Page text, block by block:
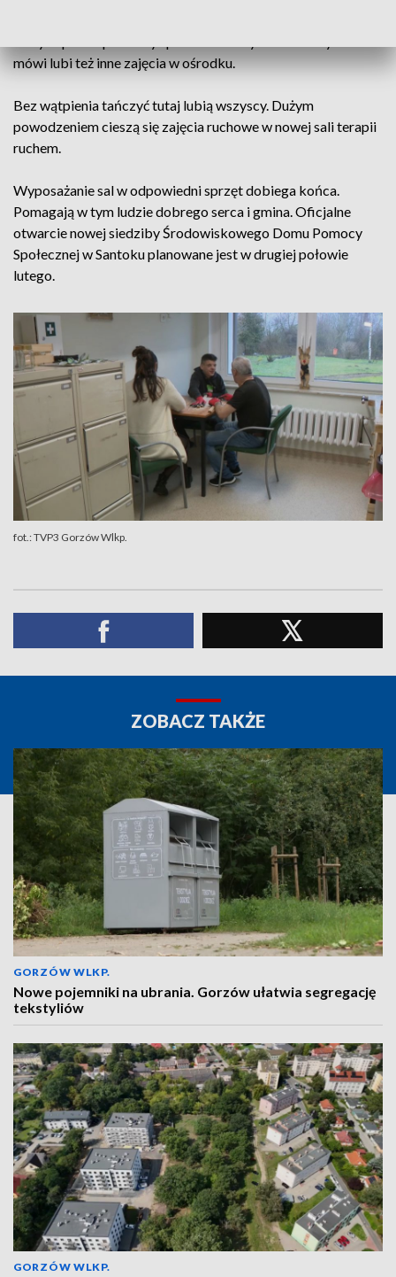
mówi lubi też inne zajęcia w ośrodku.
Bez wątpienia tańczyć tutaj lubią wszyscy. Dużym
powodzeniem cieszą się zajęcia ruchowe w nowej sali terapii
ruchem.
Wyposażanie sal w odpowiedni sprzęt dobiega końca.
Pomagają w tym ludzie dobrego serca i gmina. Oficjalne
otwarcie nowej siedziby Środowiskowego Domu Pomocy
Społecznej w Santoku planowane jest w drugiej połowie
lutego.
fot.: TVP3 Gorzów Wlkp.
ZOBACZ TAKŻE
GORZÓW WLKP.
Nowe pojemniki na ubrania. Gorzów ułatwia segregację
tekstyliów
GORZÓW WLKP.